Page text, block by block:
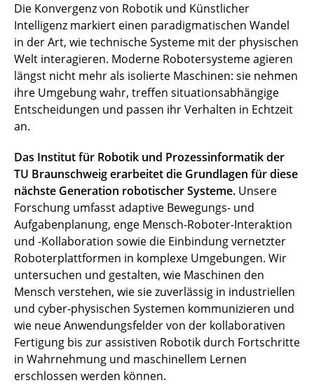
Die Konvergenz von Robotik und Künstlicher
Intelligenz markiert einen paradigmatischen Wandel
in der Art, wie technische Systeme mit der physischen
Welt interagieren. Moderne Robotersysteme agieren
längst nicht mehr als isolierte Maschinen: sie nehmen
ihre Umgebung wahr, treffen situationsabhängige
Entscheidungen und passen ihr Verhalten in Echtzeit
an.
Das Institut für Robotik und Prozessinformatik der
TU Braunschweig erarbeitet die Grundlagen für diese
nächste Generation robotischer Systeme. Unsere
Forschung umfasst adaptive Bewegungs- und
Aufgabenplanung, enge Mensch-Roboter-Interaktion
und -Kollaboration sowie die Einbindung vernetzter
Roboterplattformen in komplexe Umgebungen. Wir
untersuchen und gestalten, wie Maschinen den
Mensch verstehen, wie sie zuverlässig in industriellen
und cyber-physischen Systemen kommunizieren und
wie neue Anwendungsfelder von der kollaborativen
Fertigung bis zur assistiven Robotik durch Fortschritte
in Wahrnehmung und maschinellem Lernen
erschlossen werden können.